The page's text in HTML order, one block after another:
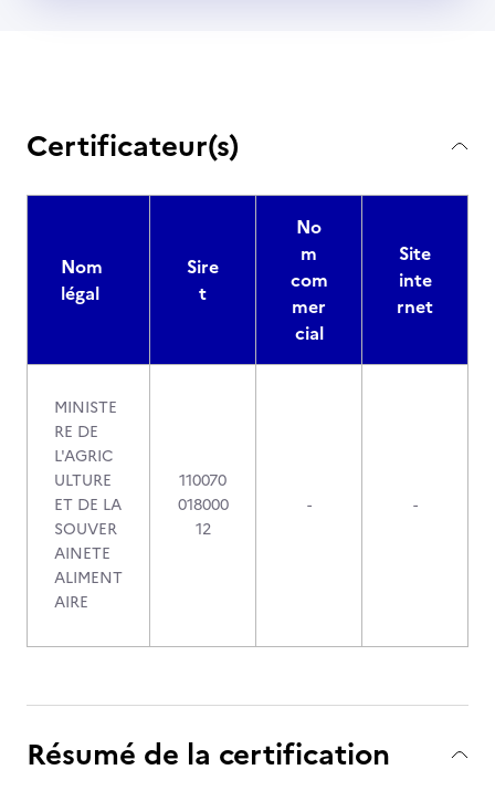
Certificateur(s)
Nom
légal
Sire
t
No
m
com
mer
cial
Site
inte
rnet
MINISTE
RE DE
L'AGRIC
ULTURE
ET DE LA
SOUVER
AINETE
ALIMENT
AIRE
110070
018000
12
- -
Résumé de la certification